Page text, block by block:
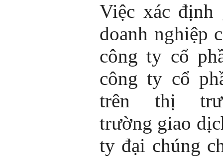
Việc xác
doanh nghiệp
công ty cổ
công ty cổ
trên thị
trường giao
ty đại chúng